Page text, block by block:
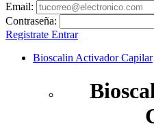
Email:
Contraseña:
Registrate Entrar
Bioscalin Activador Capilar